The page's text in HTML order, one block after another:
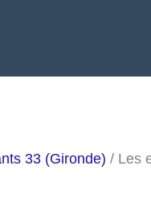
33 (Gironde) / Les